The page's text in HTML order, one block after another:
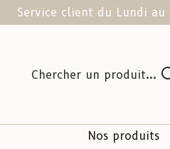
Service client du Lundi au
Chercher un produit...
Nos produits